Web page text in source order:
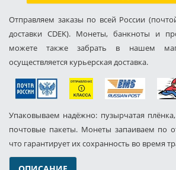
Отправляем заказы по всей России
доставки CDEK). Монеты, банкноты и
можете также забрать в нашем
осуществляется курьерская доставка.
Упаковываем надёжно: пузырчатая
почтовые пакеты. Монеты запаиваем по
что гарантирует их сохранность во время